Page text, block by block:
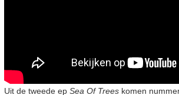
Uit de tweede ep Sea Of Trees komen